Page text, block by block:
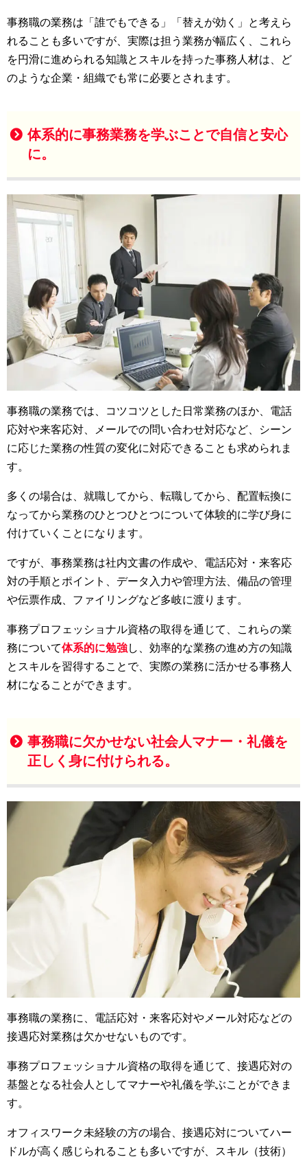
事務職の業務は「誰でもできる」「替えが効く」と考えら
れることも多いですが、実際は担う業務が幅広く、これら
を円滑に進められる知識とスキルを持った事務人材は、ど
のような企業・組織でも常に必要とされます。
体系的に事務業務を学ぶことで自信と安心
に。
事務職の業務では、コツコツとした日常業務のほか、電話
応対や来客応対、メールでの問い合わせ対応など、シーン
に応じた業務の性質の変化に対応できることも求められま
す。
多くの場合は、就職してから、転職してから、配置転換に
なってから業務のひとつひとつについて体験的に学び身に
付けていくことになります。
ですが、事務業務は社内文書の作成や、電話応対・来客応
対の手順とポイント、データ入力や管理方法、備品の管理
や伝票作成、ファイリングなど多岐に渡ります。
事務プロフェッショナル資格の取得を通じて、これらの業
務について体系的に勉強し、効率的な業務の進め方の知識
とスキルを習得することで、実際の業務に活かせる事務人
材になることができます。
事務職に欠かせない社会人マナー・礼儀を
正しく身に付けられる。
事務職の業務に、電話応対・来客応対やメール対応などの
接遇応対業務は欠かせないものです。
事務プロフェッショナル資格の取得を通じて、接遇応対の
基盤となる社会人としてマナーや礼儀を学ぶことができま
す。
オフィスワーク未経験の方の場合、接遇応対についてハー
ドルが高く感じられることも多いですが、スキル（技術）